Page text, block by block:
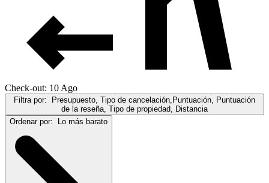
Check-out: 10 Ago
Filtra por: Presupuesto, Tipo de cancelación,Puntuación, Puntuación
de la reseña, Tipo de propiedad, Distancia
Ordenar por: Lo más barato